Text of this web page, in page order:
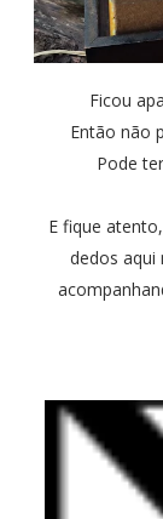
Ficou
Então não
Pode
E fique
dedos aqui